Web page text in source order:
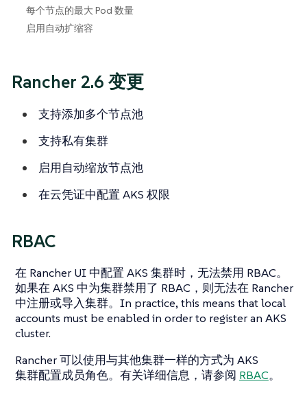
每个节点的最大 Pod 数量
启用自动扩缩容
Rancher 2.6 变更
支持添加多个节点池
支持私有集群
启用自动缩放节点池
在云凭证中配置 AKS 权限
RBAC
在 Rancher UI 中配置 AKS 集群时，无法禁用 RBAC。
如果在 AKS 中为集群禁用了 RBAC，则无法在 Rancher
中注册或导入集群。In practice, this means that local
accounts must be enabled in order to register an AKS
cluster.
Rancher 可以使用与其他集群一样的方式为 AKS
集群配置成员角色。有关详细信息，请参阅 RBAC。